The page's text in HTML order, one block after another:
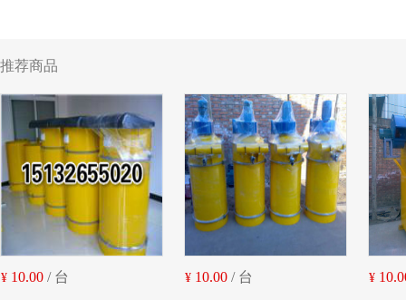
推荐商品
¥ 10.00 / 台 ¥ 10.00 / 台 ¥